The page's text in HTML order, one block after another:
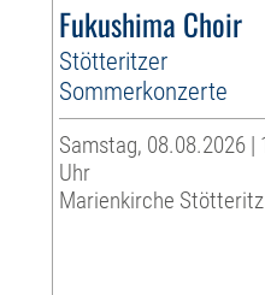
Fukushima Choir
Stötteritzer
Sommerkonzerte
Samstag, 08.08.2026 |
Uhr
Marienkirche Stötteritz